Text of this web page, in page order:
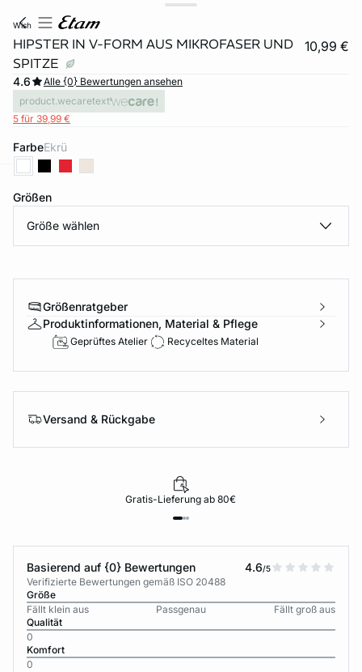
wish
HIPSTER IN V-FORM AUS MIKROFASER UND
SPITZE
10,99 €
4.6
Alle {0} Bewertungen ansehen
product.wecaretext
5 für 39,99 €
Farbe ekrü
Größen
Größe wählen
Größenratgeber
Produktinformationen, Material & Pflege
Geprüftes Atelier Recyceltes Material
Versand & Rückgabe
Gratis-Lieferung ab 80€
Basierend auf {0} Bewertungen 4.6/5
Verifizierte Bewertungen gemäß ISO 20488
Größe
Fällt klein aus
Passgenau
Fällt groß aus
Qualität
0
Komfort
0